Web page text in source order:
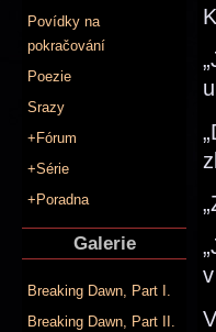
Povídky na
pokračování
Poezie
Srazy
+Fórum
+Série
+Poradna
Galerie
Breaking Dawn, Part I.
Breaking Dawn, Part II.